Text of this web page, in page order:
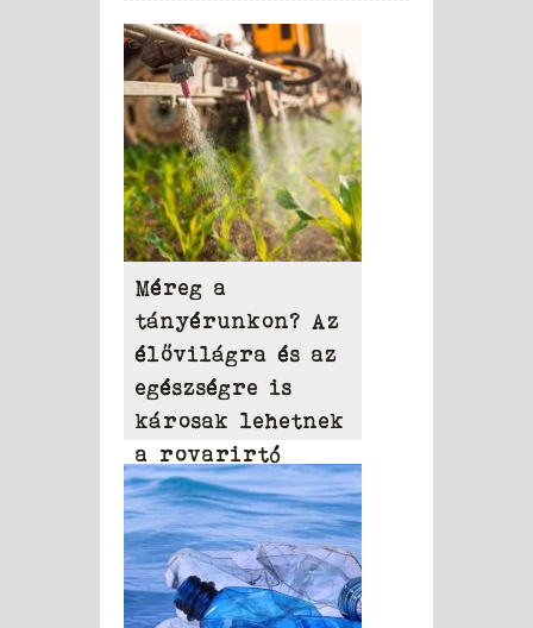
Méreg a
tányérunkon? Az
élővilágra és az
egészségre is
károsak lehetnek
a rovarirtó
szerek